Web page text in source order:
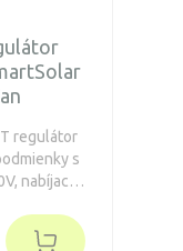
regulátor
s
nabíjací